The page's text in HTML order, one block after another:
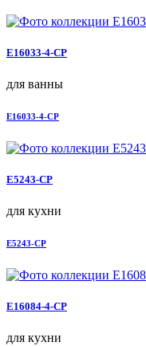
E16033-4-CP
для ванны
E16033-4-CP
E5243-CP
для кухни
E5243-CP
E16084-4-CP
для кухни